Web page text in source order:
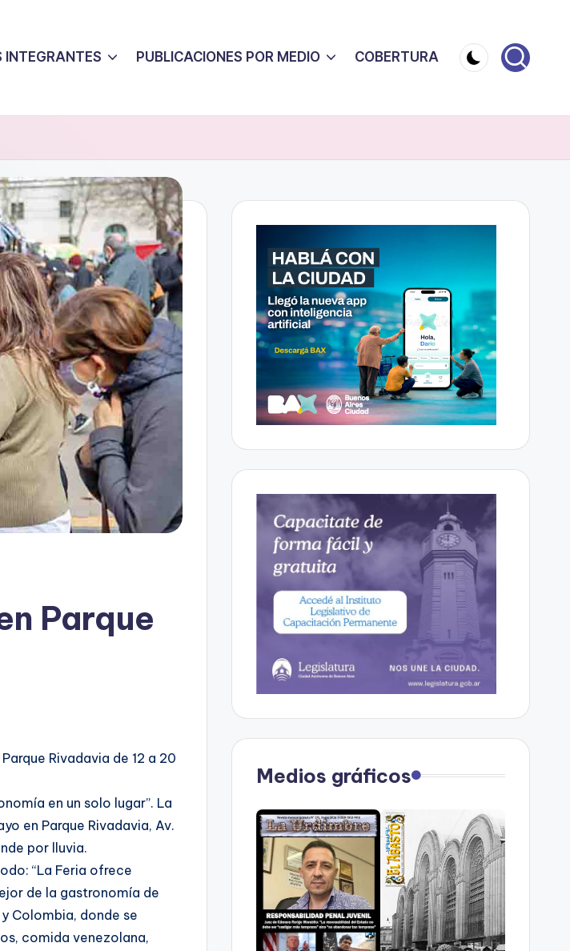
INTEGRANTES PUBLICACIONES POR MEDIO COBERTURA
Parque
Rivadavia de 12 a 20
en un solo lugar”. La
en Parque Rivadavia, Av.
por lluvia.
“La Feria ofrece
de la gastronomía de
Colombia, donde se
comida venezolana,
Medios gráficos